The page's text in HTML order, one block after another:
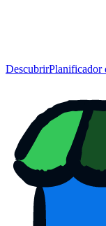
DescubrirPlanificador